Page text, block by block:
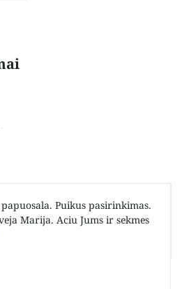
Puikus pasirinkimas.
Marija. Aciu Jums ir sekmes